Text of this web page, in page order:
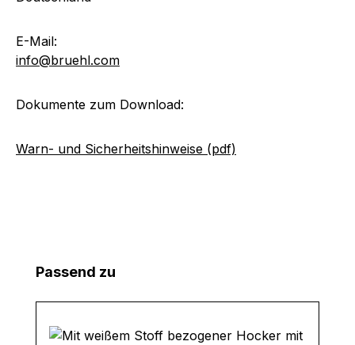
E-Mail:
info@bruehl.com
Dokumente zum Download:
Warn- und Sicherheitshinweise (pdf)
Produktgalerie überspringen
Passend zu